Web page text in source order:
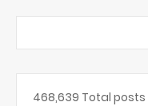
468,639 Total posts